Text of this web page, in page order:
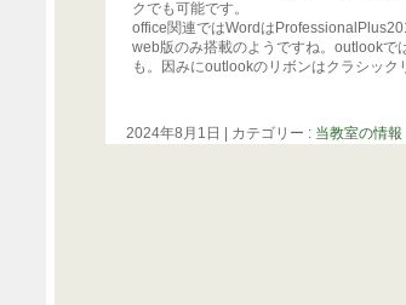
クでも可能です。
office関連ではWordは
web版のみ搭載のようですね。outlookで
も。因みにoutlookのリボンはクラシック
2024年8月1日 カテゴリー : 当教室の情報